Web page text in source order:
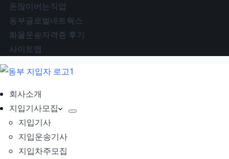
돈많이버는직업
동부글로벌네트웍스
화물운송자격증 후기
사이트맵
회사소개
지입기사모집
지입기사
지입운송기사
지입차주모집